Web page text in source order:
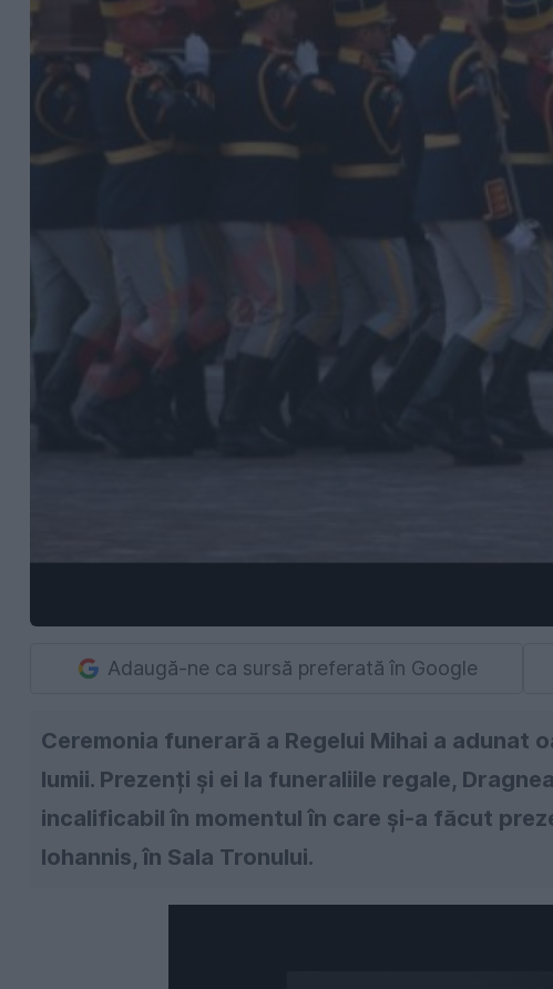
Adaugă-ne ca sursă preferată în Google
Ceremonia funerară a Regelui Mihai a
lumii. Prezenți și ei la funeraliile regale,
incalificabil în momentul în care și-a făcut
Iohannis, în Sala Tronului.